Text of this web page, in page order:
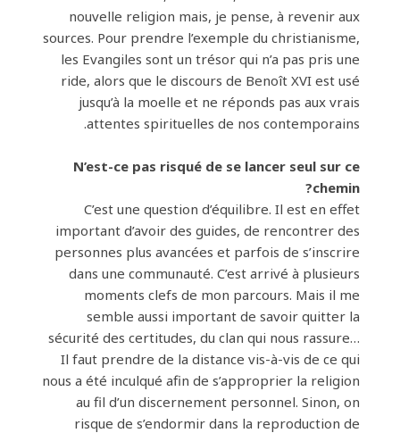
nouvelle religion mais, je pense, à revenir aux
sources. Pour prendre l’exemple du christianisme,
les Evangiles sont un trésor qui n’a pas pris une
ride, alors que le discours de Benoît XVI est usé
jusqu’à la moelle et ne réponds pas aux vrais
attentes spirituelles de nos contemporains.
N’est-ce pas risqué de se lancer seul sur ce
chemin?
C’est une question d’équilibre. Il est en effet
important d’avoir des guides, de rencontrer des
personnes plus avancées et parfois de s’inscrire
dans une communauté. C’est arrivé à plusieurs
moments clefs de mon parcours. Mais il me
semble aussi important de savoir quitter la
sécurité des certitudes, du clan qui nous rassure…
Il faut prendre de la distance vis-à-vis de ce qui
nous a été inculqué afin de s’approprier la religion
au fil d’un discernement personnel. Sinon, on
risque de s’endormir dans la reproduction de